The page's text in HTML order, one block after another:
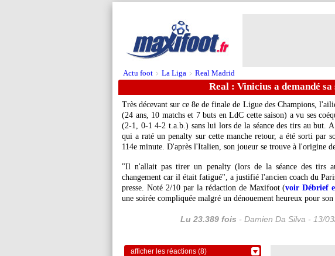
Actu foot > La Liga > Real Madrid
Real : Vinicius a demandé
Très décevant sur ce 8e de finale de Ligue des Champions,
(24 ans, 10 matchs et 7 buts en LdC cette saison) a vu ses
(2-1, 0-1 4-2 t.a.b.) sans lui lors de la séance des tirs au but.
qui a raté un penalty sur cette manche retour, a été sorti par
114e minute. D'après l'Italien, son joueur se trouve à l'origine
"Il n'allait pas tirer un penalty (lors de la séance des tirs
changement car il était fatigué", a justifié l'ancien coach du
presse. Noté 2/10 par la rédaction de Maxifoot (voir Débrief
une soirée compliquée malgré un dénouement heureux pour son
Lu 23.389 fois - Damien Da Silva - 13/
afficher les réactions (8)